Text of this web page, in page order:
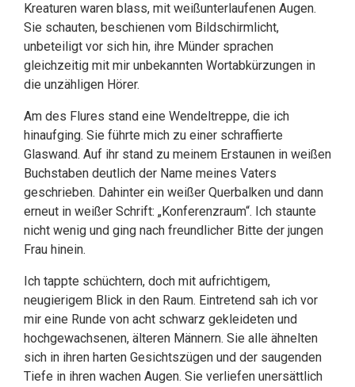
Kreaturen waren blass, mit weißunterlaufenen Augen.
Sie schauten, beschienen vom Bildschirmlicht,
unbeteiligt vor sich hin, ihre Münder sprachen
gleichzeitig mit mir unbekannten Wortabkürzungen in
die unzähligen Hörer.
Am des Flures stand eine Wendeltreppe, die ich
hinaufging. Sie führte mich zu einer schraffierte
Glaswand. Auf ihr stand zu meinem Erstaunen in weißen
Buchstaben deutlich der Name meines Vaters
geschrieben. Dahinter ein weißer Querbalken und dann
erneut in weißer Schrift: „Konferenzraum“. Ich staunte
nicht wenig und ging nach freundlicher Bitte der jungen
Frau hinein.
Ich tappte schüchtern, doch mit aufrichtigem,
neugierigem Blick in den Raum. Eintretend sah ich vor
mir eine Runde von acht schwarz gekleideten und
hochgewachsenen, älteren Männern. Sie alle ähnelten
sich in ihren harten Gesichtszügen und der saugenden
Tiefe in ihren wachen Augen. Sie verliefen unersättlich